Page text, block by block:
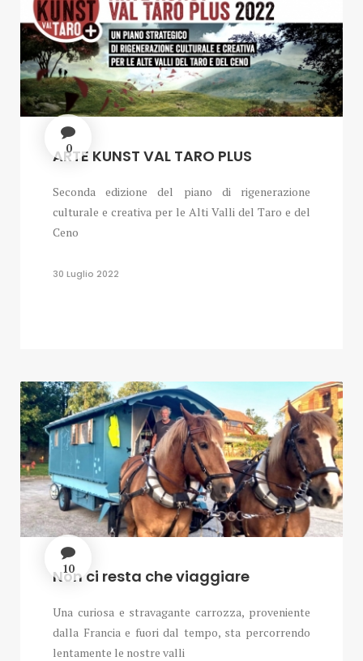
0
ARTE KUNST VAL TARO PLUS
Seconda edizione del piano di rigenerazione
culturale e creativa per le Alti Valli del Taro e del
Ceno
30 Luglio 2022
10
Non ci resta che viaggiare
Una curiosa e stravagante carrozza, proveniente
dalla Francia e fuori dal tempo, sta percorrendo
lentamente le nostre valli